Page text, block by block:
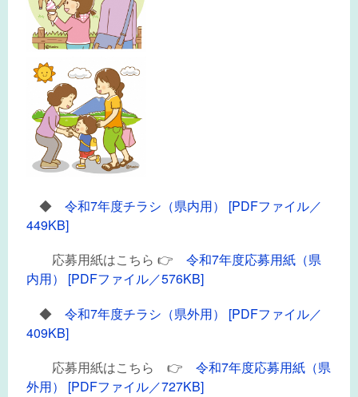
◆ 令和7年度チラシ（県内用） [PDFファイル／
449KB]
応募用紙はこちら 👉 令和7年度応募用紙（県
内用） [PDFファイル／576KB]
◆ 令和7年度チラシ（県外用） [PDFファイル／
409KB]
応募用紙はこちら 👉 令和7年度応募用紙（県
外用） [PDFファイル／727KB]